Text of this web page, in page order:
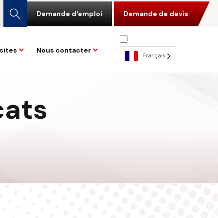
Demande d'emploi Demande de devis
Nous contacter
Français